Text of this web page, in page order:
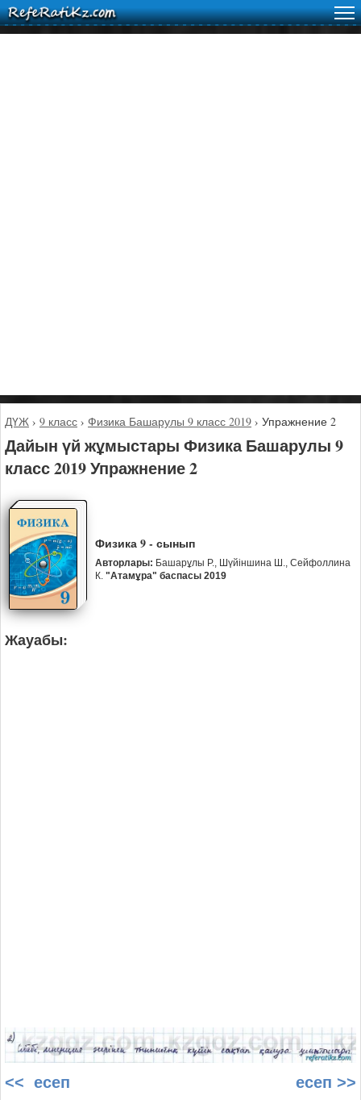
ДҮЖ › 9 класс › Физика Башарулы 9 класс 2019 › Упражнение 2
Дайын үй жұмыстары Физика Башарулы 9
класс 2019 Упражнение 2
Физика 9 - сынып
Авторлары: Башарұлы Р., Шүйіншина Ш., Сейфоллина
К. "Атамұра" баспасы 2019
Жауабы:
<< есеп есеп >>